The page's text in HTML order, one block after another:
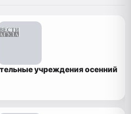
учреждения осенний